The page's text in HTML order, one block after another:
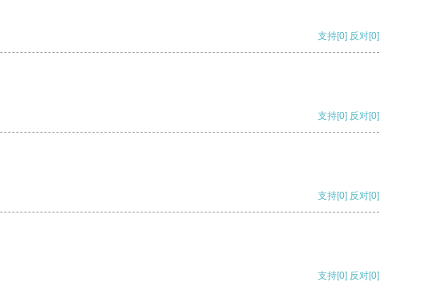
支持[0] 反对[0]
支持[0] 反对[0]
支持[0] 反对[0]
支持[0] 反对[0]